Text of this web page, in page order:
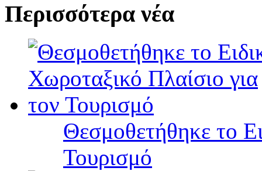
Περισσότερα νέα
Θεσμοθετήθηκε το
Τουρισμό